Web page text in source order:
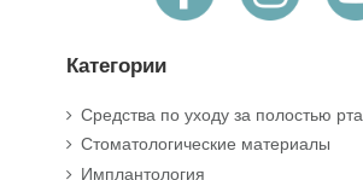
Категории
Средства по уходу за полостью рта
Стоматологические материалы
Имплантология